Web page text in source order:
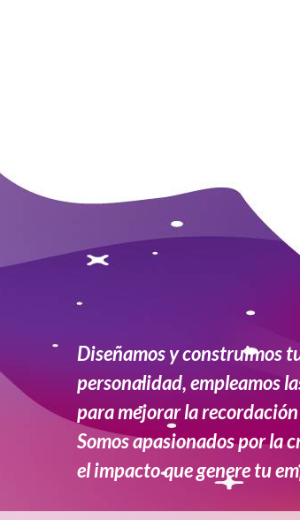
Diseñamos y construimos
personalidad, empleamos
para mejorar la
Somos apasionados por la
el impacto que genere tu